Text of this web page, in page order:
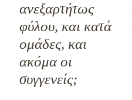
ανεξαρτήτως
φύλου, και κατά
ομάδες, και
ακόμα οι
συγγενείς;